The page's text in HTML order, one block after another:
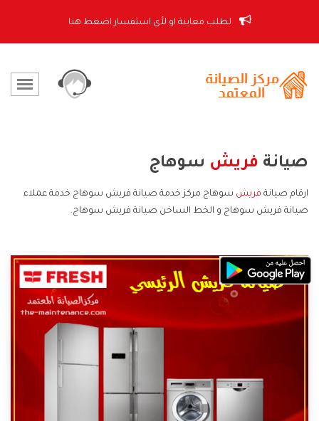
لطلب معاينة او لأى استفسار اضغط هنا
صيانة فريش سوهاج
ارقام صيانة فريش سوهاج مركز خدمة صيانة فريش سوهاج خدمة عملاء
صيانة فريش سوهاج و الخط الساخن صيانة فريش سوهاج.